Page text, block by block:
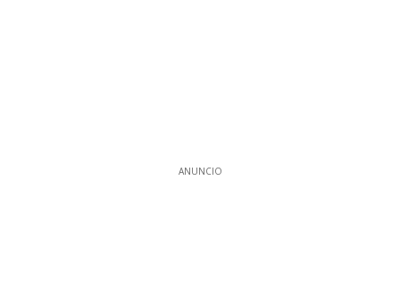
ANUNCIO